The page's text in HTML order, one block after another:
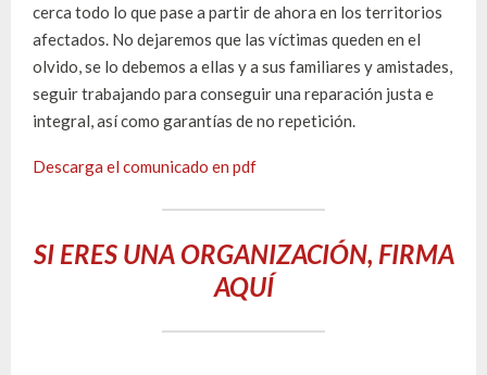
cerca todo lo que pase a partir de ahora en los territorios
afectados. No dejaremos que las víctimas queden en el
olvido, se lo debemos a ellas y a sus familiares y amistades,
seguir trabajando para conseguir una reparación justa e
integral, así como garantías de no repetición.
Descarga el comunicado en pdf
SI ERES UNA ORGANIZACIÓN, FIRMA
AQUÍ